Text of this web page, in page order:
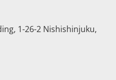
1-26-2 Nishishinjuku,